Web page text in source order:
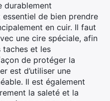
durablement
de bien prendre
en cuir. Il faut
une cire spéciale, afin
taches et les
de protéger la
est d’utiliser une
Il est également
la saleté et la